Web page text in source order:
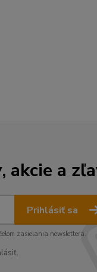
akcie a
Prihlásiť sa
zasielania newslettera.